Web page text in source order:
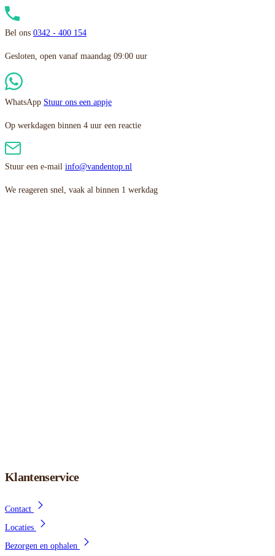
Bel ons 0342 - 400 154
Gesloten, open vanaf maandag 09:00 uur
WhatsApp Stuur ons een appje
Op werkdagen binnen 4 uur een reactie
Stuur een e-mail info@vandentop.nl
We reageren snel, vaak al binnen 1 werkdag
Klantenservice
Contact
Locaties
Bezorgen en ophalen